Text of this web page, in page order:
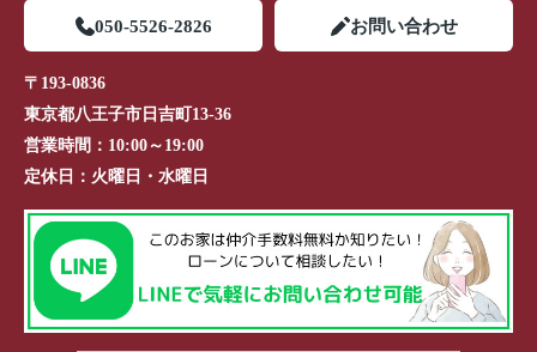
050-5526-2826 お問い合わせ
〒193-0836
東京都八王子市日吉町13-36
営業時間： 10:00～19:00
定休日： 火曜日・水曜日